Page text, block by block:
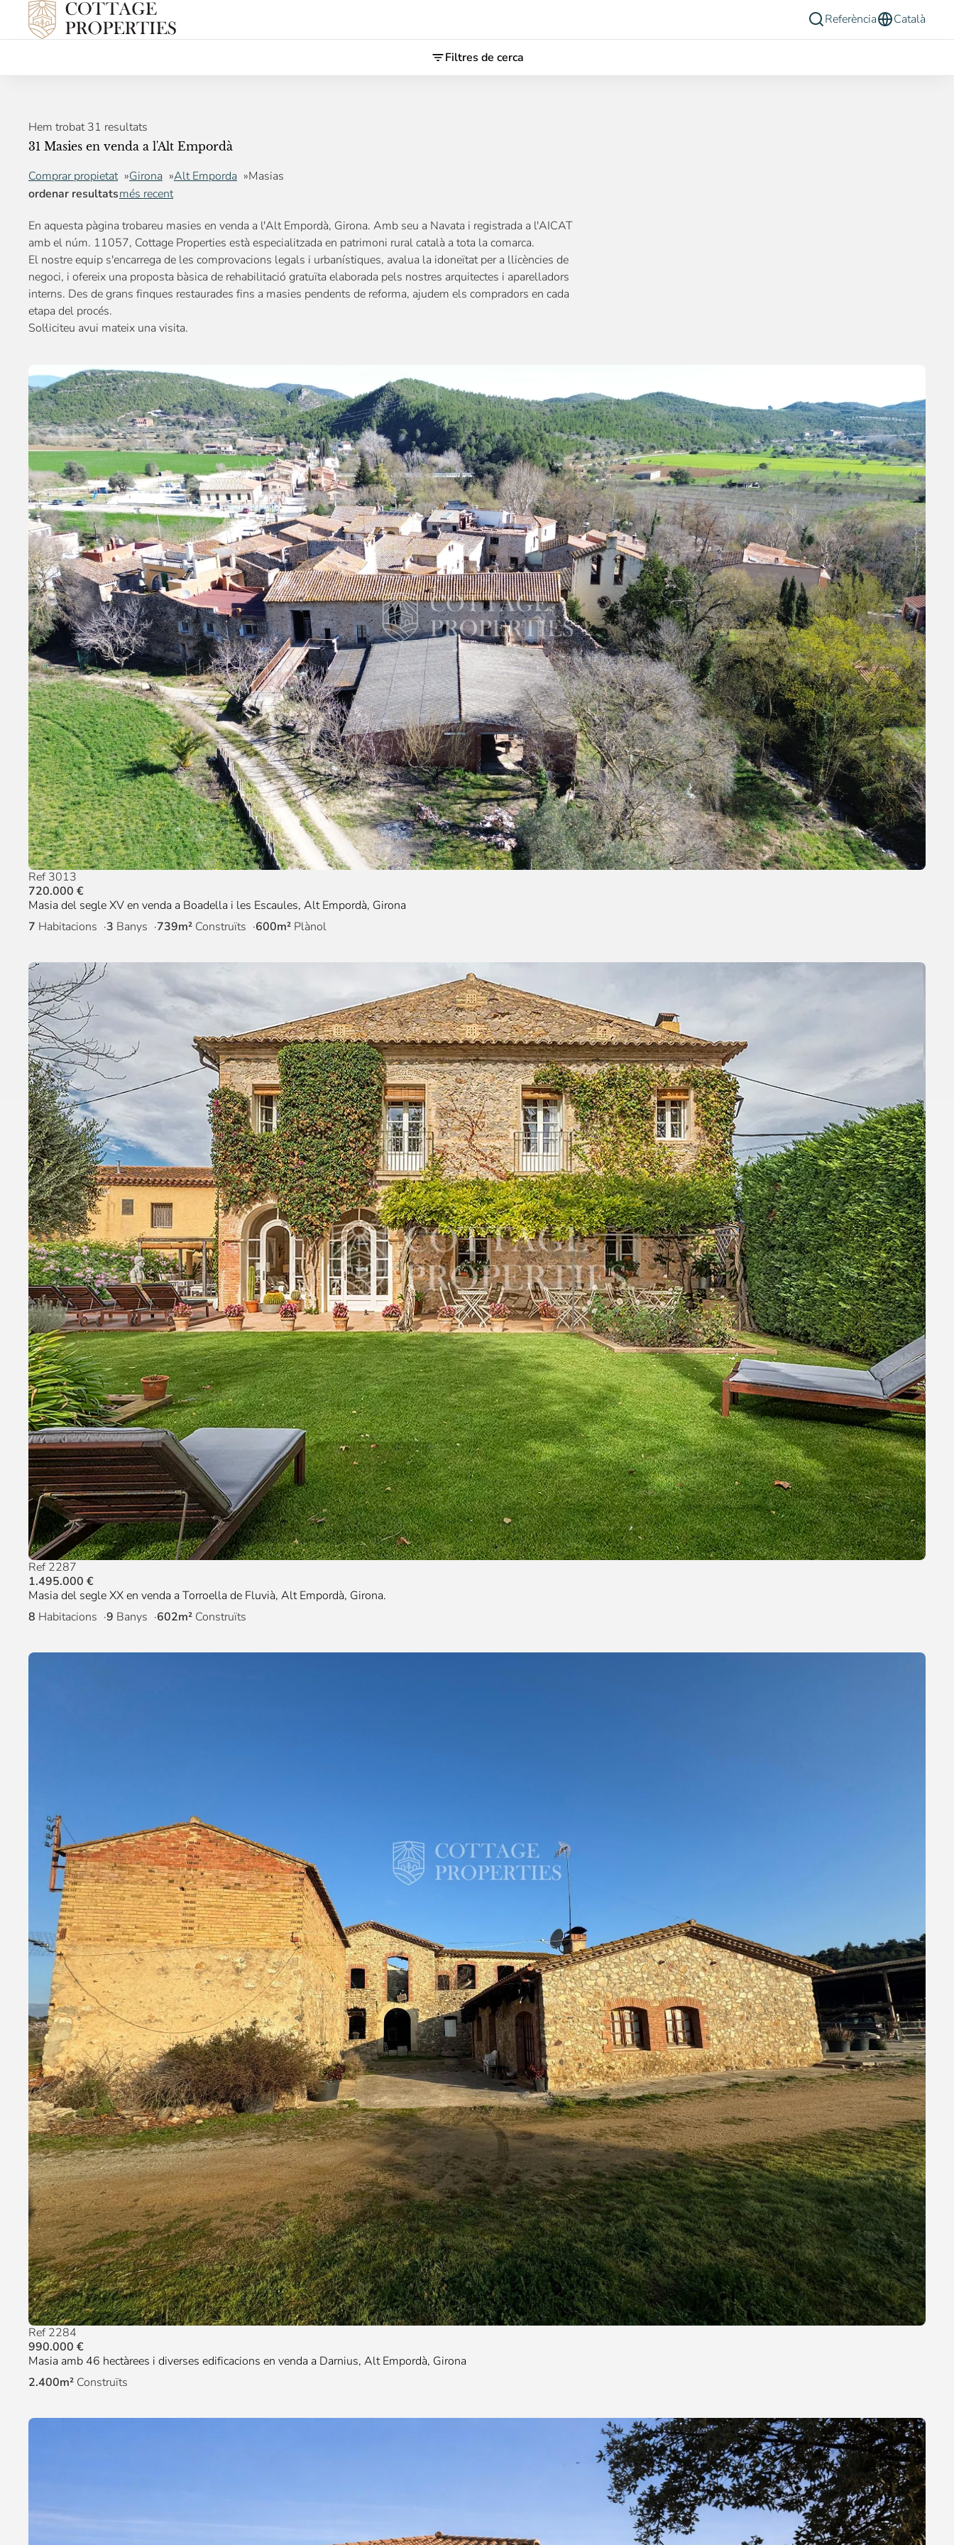
Referència Català
Filtres de cerca
Hem trobat 31 resultats
31 Masies en venda a l'Alt Empordà
Comprar propietat Girona Alt Emporda
Masias
ordenar resultatsmés recent
En aquesta pàgina trobareu masies en venda a l'Alt Empordà, Girona. Amb seu a Navata i registrada a l'AICAT
amb el núm. 11057, Cottage Properties està especialitzada en patrimoni rural català a tota la comarca.
El nostre equip s'encarrega de les comprovacions legals i urbanístiques, avalua la idoneïtat per a llicències de
negoci, i ofereix una proposta bàsica de rehabilitació gratuïta elaborada pels nostres arquitectes i aparelladors
interns. Des de grans finques restaurades fins a masies pendents de reforma, ajudem els compradors en cada
etapa del procés.
Sol·liciteu avui mateix una visita.
Ref 3013
720.000 €
Masia del segle XV en venda a Boadella i les Escaules, Alt Empordà, Girona
7 Habitacions 3 Banys 739m² Construïts 600m² Plànol
Ref 2287
1.495.000 €
Masia del segle XX en venda a Torroella de Fluvià, Alt Empordà, Girona.
8 Habitacions 9 Banys 602m² Construïts
Ref 2284
990.000 €
Masia amb 46 hectàrees i diverses edificacions en venda a Darnius, Alt Empordà, Girona
2.400m² Construïts